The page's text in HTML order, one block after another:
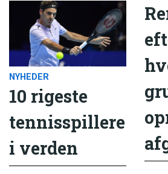
NYHEDER
10 rigeste
tennisspillere
i verden